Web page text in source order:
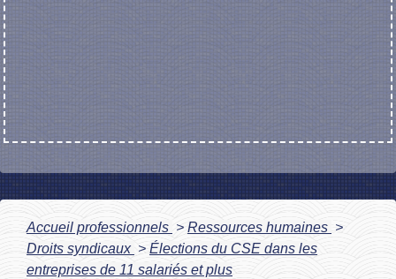
Accueil professionnels > Ressources humaines >
Droits syndicaux > Élections du CSE dans les
entreprises de 11 salariés et plus